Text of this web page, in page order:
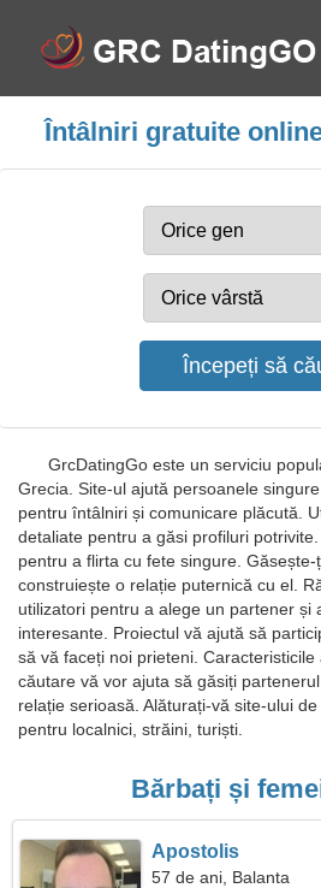
Întâlniri gratuite
GrcDatingGo este un serviciu
Grecia. Site-ul ajută persoanele
pentru întâlniri și comunicare plăcută.
detaliate pentru a găsi profiluri
pentru a flirta cu fete singure.
construiește o relație puternică cu el.
utilizatori pentru a alege un partener și
interesante. Proiectul vă ajută să
să vă faceți noi prieteni.
căutare vă vor ajuta să găsiți
relație serioasă. Alăturați-vă site-ului
pentru localnici, străini, turiști.
Bărbați și
Apostolis
57 de ani, Balanta